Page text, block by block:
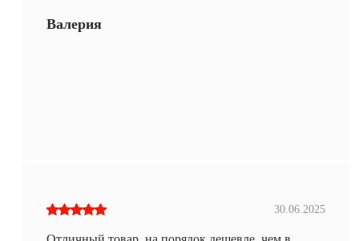
Валерия
30.06.2025